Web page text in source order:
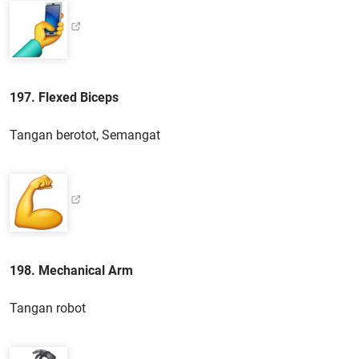
197. Flexed Biceps
Tangan berotot, Semangat
198. Mechanical Arm
Tangan robot